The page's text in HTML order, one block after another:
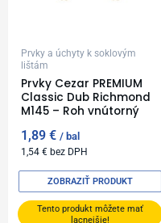
Prvky a úchyty k soklovým
lištám
Prvky Cezar PREMIUM
Classic Dub Richmond
M145 – Roh vnútorný
1,89€ bal
1,54€ bez DPH
Tento produkt môžete mať
lacnejšie!
ZOBRAZIŤ PRODUKT